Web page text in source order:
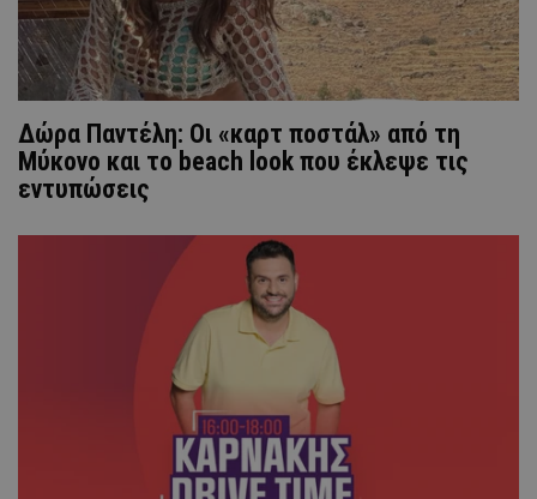
Δώρα Παντέλη: Οι «καρτ ποστάλ» από τη
Μύκονο και το beach look που έκλεψε τις
εντυπώσεις